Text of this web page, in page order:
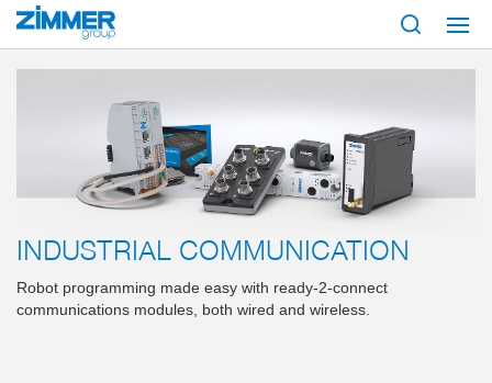
Start Products
INDUSTRIAL COMMUNICATION
Robot programming made easy with ready-2-connect
communications modules, both wired and wireless.